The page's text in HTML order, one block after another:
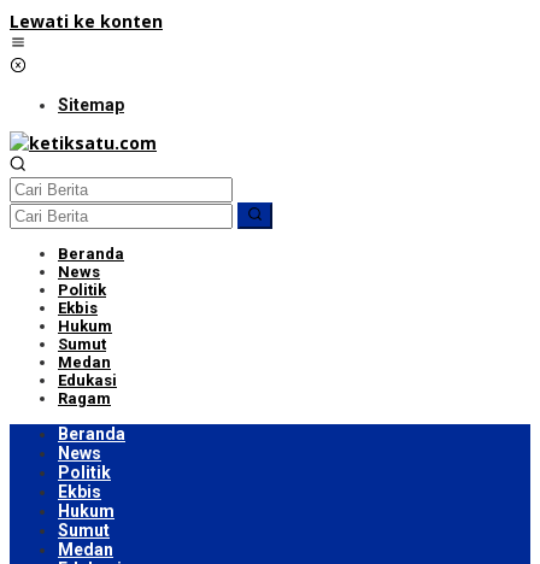
Lewati ke konten
Sitemap
Beranda
News
Politik
Ekbis
Hukum
Sumut
Medan
Edukasi
Ragam
Beranda
News
Politik
Ekbis
Hukum
Sumut
Medan